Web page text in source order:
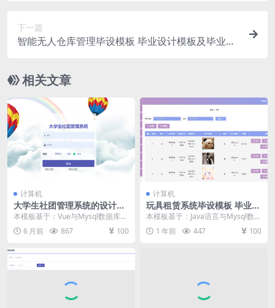
下一篇
智能无人仓库管理毕设模板 毕业设计模板及毕业论
相关文章
计算机
大学生社团管理系统的设计与
实现毕设模板 毕业设计模板及
毕业论文与任务书开题报告
本模板基于：Vue与Mysql数据库开
发 系统功能实现 个人中心 通过设
计的个人...
6 月前 867 100
计算机
玩具租赁系统毕设模板 毕业设
计模板及毕业论文
本模板基于：Java语言与Mysql数据
库开发 系统功能实现 这个环节需要
使用前...
1 年前 447 100